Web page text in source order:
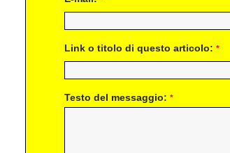
Link o titolo di questo articolo: *
Testo del messaggio: *